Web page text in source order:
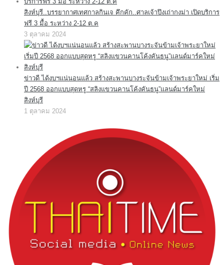
สิงห์บุรี..บรรยากาศเทศกาลกินเจ คึกคัก..ศาลเจ้าปึงเถ่ากงม่า เปิดบริการ
ฟรี 3 มื้อ ระหว่าง 2-12 ต.ค
3 ตุลาคม 2024
ข่าวดี ได้งบฯแน่นอนแล้ว สร้างสะพานบางระจันข้ามเจ้าพระยาใหม่ เริ่ม
ปี 2568 ออกแบบสุดหรู “สลิงแขวนคานโค้งคันธนู”แลนด์มาร์คใหม่
สิงห์บุรี
1 ตุลาคม 2024